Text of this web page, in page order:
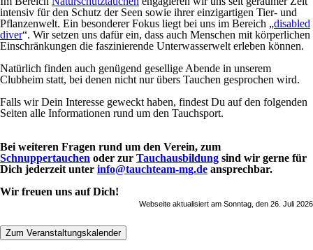
intensiv für den Schutz der Seen sowie ihrer einzigartigen Tier- und
Pflanzenwelt. Ein besonderer Fokus liegt bei uns im Bereich „disabled
diver“. Wir setzen uns dafür ein, dass auch Menschen mit körperlichen
Einschränkungen die faszinierende Unterwasserwelt erleben können.
Natürlich finden auch genügend gesellige Abende in unserem
Clubheim statt, bei denen nicht nur übers Tauchen gesprochen wird.
Falls wir Dein Interesse geweckt haben, findest Du auf den folgenden
Seiten alle Informationen rund um den Tauchsport.
Bei weiteren Fragen rund um den Verein, zum
Schnuppertauchen oder zur Tauchausbildung sind wir gerne für
Dich jederzeit unter info@tauchteam-mg.de ansprechbar.
Wir freuen uns auf Dich!
Webseite aktualisiert am Sonntag, den 26. Juli 2026
Zum Veranstaltungskalender